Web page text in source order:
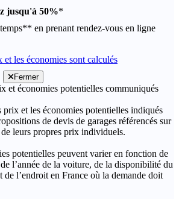
jusqu'à 50%*
en prenant rendez-vous en ligne
les économies sont calculés
Fermer
et économies potentielles communiqués
et les économies potentielles indiqués
de devis de garages référencés sur
leurs propres prix individuels.
potentielles peuvent varier en fonction de
l’année de la voiture, de la disponibilité du
de l’endroit en France où la demande doit